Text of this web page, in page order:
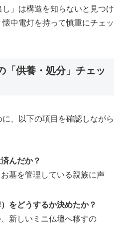
」は構造を知らないと見つけ
中電灯を持って慎重にチェッ
「供養・処分」チェッ
、以下の項目を確認しながら
んだか？
お墓を管理している親族に声
をどうするか決めたか？
、新しいミニ仏壇へ移すの